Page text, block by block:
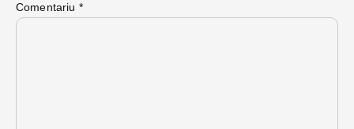
Comentariu *